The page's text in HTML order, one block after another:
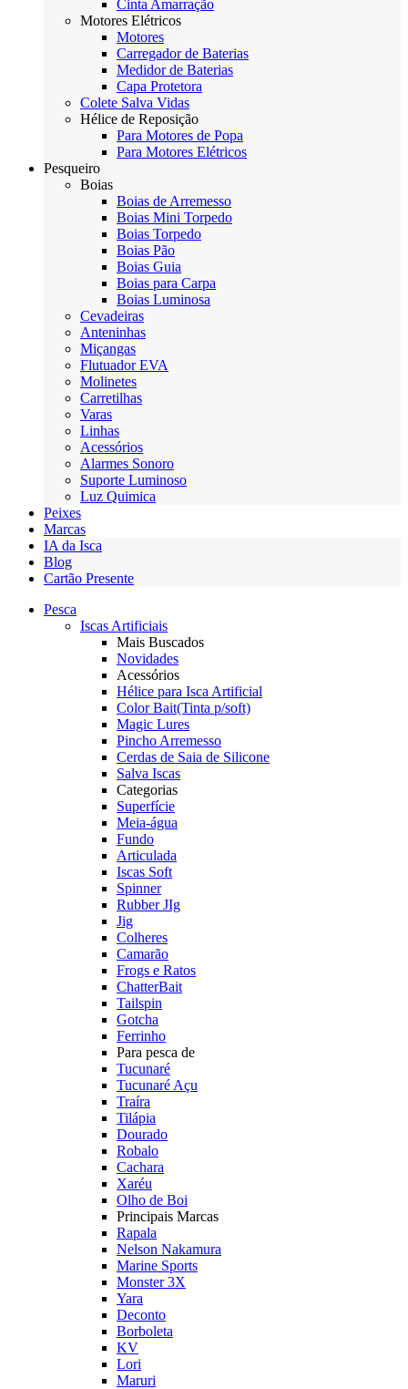
Cinta Amarração
Motores Elétricos
Motores
Carregador de Baterias
Medidor de Baterias
Capa Protetora
Colete Salva Vidas
Hélice de Reposição
Para Motores de Popa
Para Motores Elétricos
Pesqueiro
Boias
Boias de Arremesso
Boias Mini Torpedo
Boias Torpedo
Boias Pão
Boias Guia
Boias para Carpa
Boias Luminosa
Cevadeiras
Anteninhas
Miçangas
Flutuador EVA
Molinetes
Carretilhas
Varas
Linhas
Acessórios
Alarmes Sonoro
Suporte Luminoso
Luz Quimica
Peixes
Marcas
IA da Isca
Blog
Cartão Presente
Pesca
Iscas Artificiais
Mais Buscados
Novidades
Acessórios
Hélice para Isca Artificial
Color Bait(Tinta p/soft)
Magic Lures
Pincho Arremesso
Cerdas de Saia de Silicone
Salva Iscas
Categorias
Superfície
Meia-água
Fundo
Articulada
Iscas Soft
Spinner
Rubber JIg
Jig
Colheres
Camarão
Frogs e Ratos
ChatterBait
Tailspin
Gotcha
Ferrinho
Para pesca de
Tucunaré
Tucunaré Açu
Traíra
Tilápia
Dourado
Robalo
Cachara
Xaréu
Olho de Boi
Principais Marcas
Rapala
Nelson Nakamura
Marine Sports
Monster 3X
Yara
Deconto
Borboleta
KV
Lori
Maruri